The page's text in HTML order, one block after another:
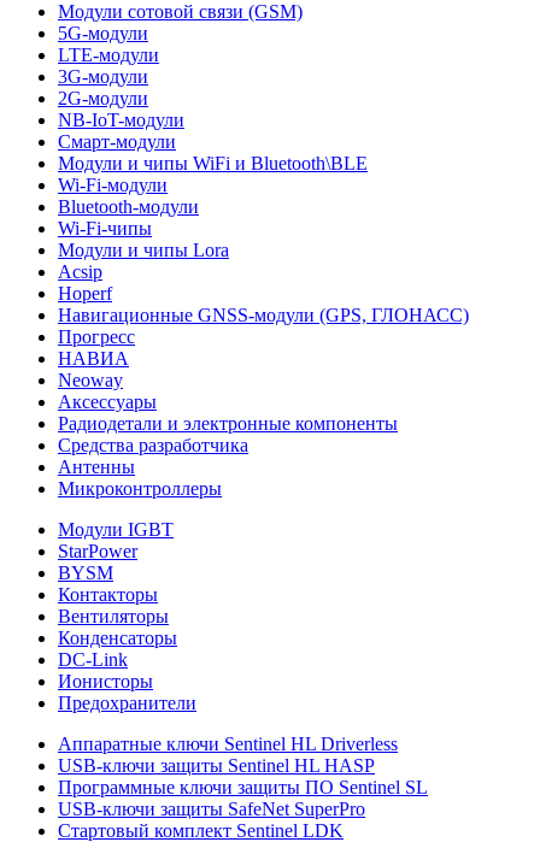
Модули сотовой связи (GSM)
5G-модули
LTE-модули
3G-модули
2G-модули
NB-IoT-модули
Смарт-модули
Модули и чипы WiFi и Bluetooth\BLE
Wi-Fi-модули
Bluetooth-модули
Wi-Fi-чипы
Модули и чипы Lora
Acsip
Hoperf
Навигационные GNSS-модули (GPS, ГЛОНАСС)
Прогресс
НАВИА
Neoway
Аксессуары
Радиодетали и электронные компоненты
Средства разработчика
Антенны
Микроконтроллеры
Модули IGBT
StarPower
BYSM
Контакторы
Вентиляторы
Конденсаторы
DC-Link
Ионисторы
Предохранители
Аппаратные ключи Sentinel HL Driverless
USB-ключи защиты Sentinel HL HASP
Программные ключи защиты ПО Sentinel SL
USB-ключи защиты SafeNet SuperPro
Стартовый комплект Sentinel LDK